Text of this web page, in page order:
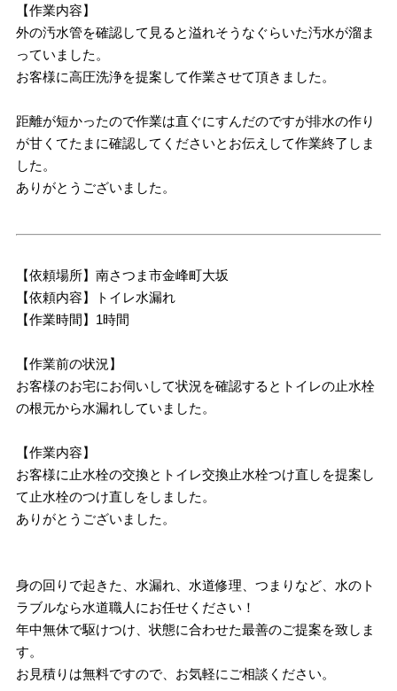
【作業内容】
外の汚水管を確認して見ると溢れそうなぐらいた汚水が溜ま
っていました。
お客様に高圧洗浄を提案して作業させて頂きました。
距離が短かったので作業は直ぐにすんだのですが排水の作り
が甘くてたまに確認してくださいとお伝えして作業終了しま
した。
ありがとうございました。
【依頼場所】南さつま市金峰町大坂
【依頼内容】トイレ水漏れ
【作業時間】1時間
【作業前の状況】
お客様のお宅にお伺いして状況を確認するとトイレの止水栓
の根元から水漏れしていました。
【作業内容】
お客様に止水栓の交換とトイレ交換止水栓つけ直しを提案し
て止水栓のつけ直しをしました。
ありがとうございました。
身の回りで起きた、水漏れ、水道修理、つまりなど、水のト
ラブルなら水道職人にお任せください！
年中無休で駆けつけ、状態に合わせた最善のご提案を致しま
す。
お見積りは無料ですので、お気軽にご相談ください。